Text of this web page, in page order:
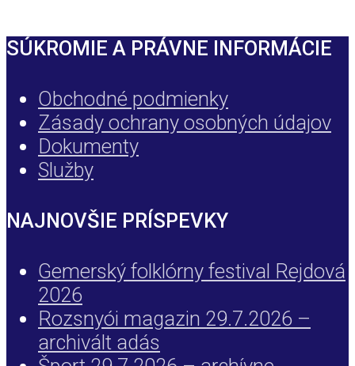
SÚKROMIE A PRÁVNE INFORMÁCIE
Obchodné podmienky
Zásady ochrany osobných údajov
Dokumenty
Služby
NAJNOVŠIE PRÍSPEVKY
Gemerský folklórny festival Rejdová
2026
Rozsnyói magazin 29.7.2026 –
archivált adás